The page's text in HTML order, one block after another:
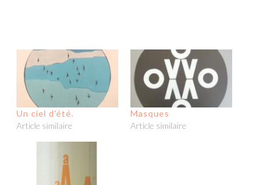
Un ciel d'été.
Article similaire
Masques
Article similaire